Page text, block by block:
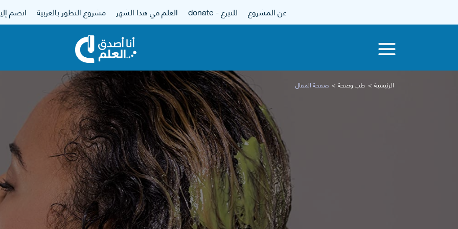
عن المشروع للتبرع - donate العلم في هذا الشهر مشروع التطور بالعربية انضم
الرئيسية طب وصحة صفحة المقال